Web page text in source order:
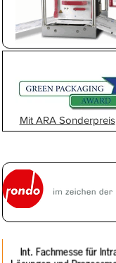
Mit ARA Sonderpreis